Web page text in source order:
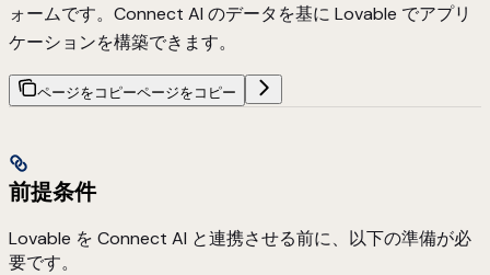
ォームです。Connect AI のデータを基に Lovable でアプリ
ケーションを構築できます。
ページをコピーページをコピー
前提条件
Lovable を Connect AI と連携させる前に、以下の準備が必
要です。